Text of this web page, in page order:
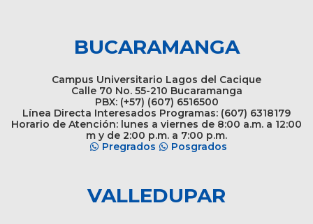
BUCARAMANGA
Campus Universitario Lagos del Cacique
Calle 70 No. 55-210 Bucaramanga
PBX: (+57) (607) 6516500
Línea Directa Interesados Programas: (607) 6318179
Horario de Atención: lunes a viernes de 8:00 a.m. a 12:00
m y de 2:00 p.m. a 7:00 p.m.
Pregrados
Posgrados
VALLEDUPAR